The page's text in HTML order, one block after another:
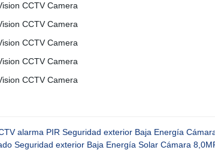
alarma PIR Seguridad exterior Baja Energía
Seguridad exterior Baja Energía Solar Cámara